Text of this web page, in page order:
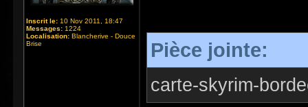
Inscrit le: 10 Nov 2011, 18:47
Messages: 1224
Localisation: Blancherive - Douce
Brise
Pièce jointe:
carte-skyrim-